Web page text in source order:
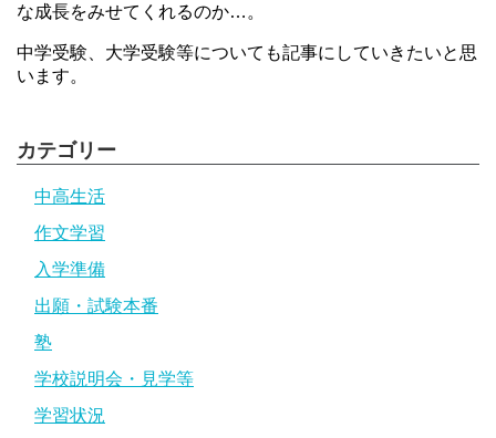
な成長をみせてくれるのか…。
中学受験、大学受験等についても記事にしていきたいと思
います。
カテゴリー
中高生活
作文学習
入学準備
出願・試験本番
塾
学校説明会・見学等
学習状況